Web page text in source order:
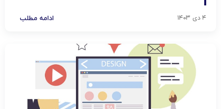
تهیه شده، قدم به قدم […]
۴ دی ۱۴۰۳ ادامه مطلب